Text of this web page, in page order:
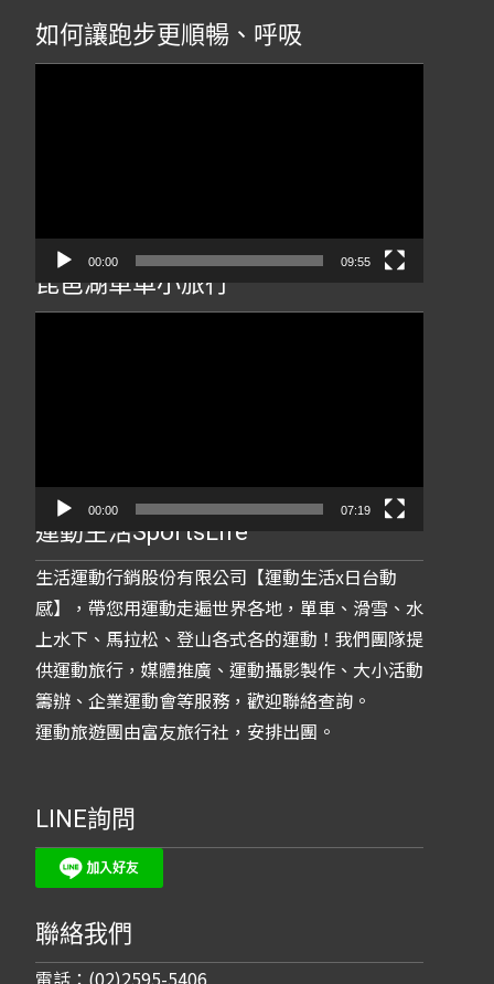
如何讓跑步更順暢、呼吸
00:00 09:55
琵琶湖單車小旅行
00:00 07:19
運動生活SportsLife
生活運動行銷股份有限公司【運動生活x日台動
感】，帶您用運動走遍世界各地，單車、滑雪、水
上水下、馬拉松、登山各式各的運動！我們團隊提
供運動旅行，媒體推廣、運動攝影製作、大小活動
籌辦、企業運動會等服務，歡迎聯絡查詢。
運動旅遊團由富友旅行社，安排出團。
LINE詢問
聯絡我們
電話：(02)2595-5406